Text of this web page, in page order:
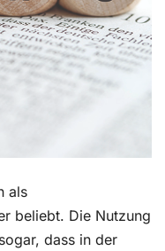
als
beliebt. Die Nutzung
dass in der